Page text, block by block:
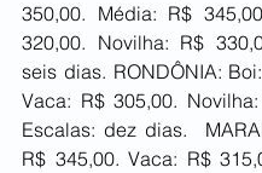
350,00. Média: R$
320,00. Novilha: R$
seis dias. RONDÔNIA:
Vaca: R$ 305,00.
Escalas: dez dias.
R$ 345,00. Vaca: R$